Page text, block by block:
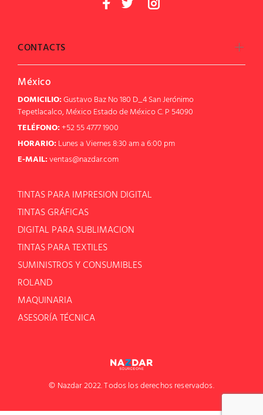
CONTACTS
México
DOMICILIO:Gustavo Baz No 180 D_4 San Jerónimo
Tepetlacalco, México Estado de México C. P 54090
TELÉFONO:+52 55 4777 1900
HORARIO: Lunes a Viernes 8:30 am a 6:00 pm
E-MAIL:ventas@nazdar.com
TINTAS PARA IMPRESION DIGITAL
TINTAS GRÁFICAS
DIGITAL PARA SUBLIMACION
TINTAS PARA TEXTILES
SUMINISTROS Y CONSUMIBLES
ROLAND
MAQUINARIA
ASESORÍA TÉCNICA
© Nazdar 2022. Todos los derechos reservados.